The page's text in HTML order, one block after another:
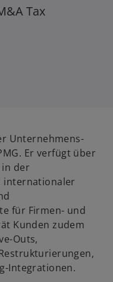
Tax
Unternehmens-
Er verfügt über
der
internationaler
für Firmen- und
Kunden zudem
Outs,
Integrationen.